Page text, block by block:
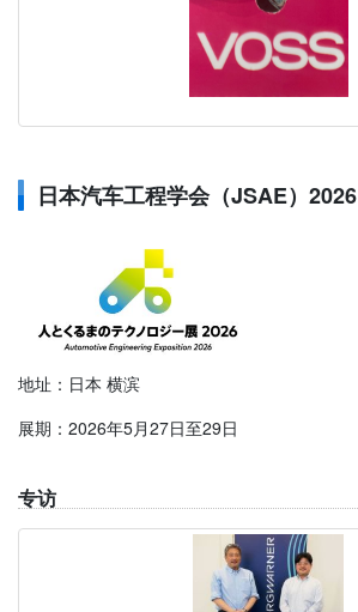
日本汽车工程学会（JSAE）2026
地址：日本 横滨
展期：2026年5月27日至29日
专访